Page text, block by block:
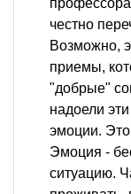
честно
Возможно,
приемы,
"добрые"
надоели
эмоции.
Эмоция -
ситуацию.